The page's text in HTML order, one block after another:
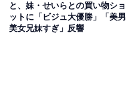
と、妹・せいらとの買い物ショ
ットに「ビジュ大優勝」「美男
美女兄妹すぎ」反響